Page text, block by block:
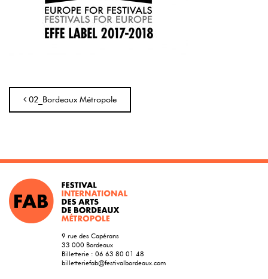
Navigation
02_Bordeaux Métropole
9 rue des Capérans
33 000 Bordeaux
Billetterie : 06 63 80 01 48
billetteriefab@festivalbordeaux.com